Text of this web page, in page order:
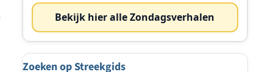
Bekijk hier alle Zondagsverhalen
Zoeken op Streekgids